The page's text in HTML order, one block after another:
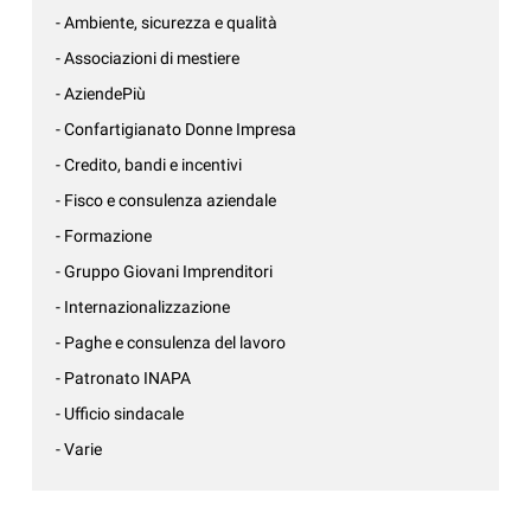
- Ambiente, sicurezza e qualità
- Associazioni di mestiere
- AziendePiù
- Confartigianato Donne Impresa
- Credito, bandi e incentivi
- Fisco e consulenza aziendale
- Formazione
- Gruppo Giovani Imprenditori
- Internazionalizzazione
- Paghe e consulenza del lavoro
- Patronato INAPA
- Ufficio sindacale
- Varie